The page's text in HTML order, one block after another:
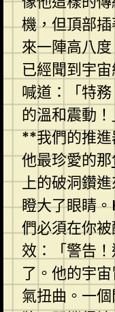
機，但頂部
來一陣高八
已經聞到宇
喊道：「特
的溫和震動
**我們的推
他最珍愛的那
上的破洞鑽
瞪大了眼睛
們必須在你
效：「警告
了。他的宇
氣扭曲。一